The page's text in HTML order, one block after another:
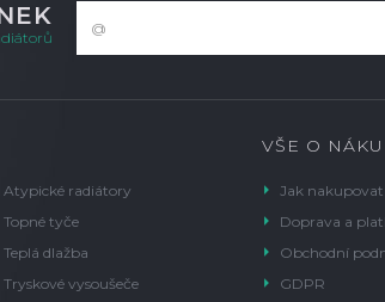
Atypické radiátory
Topné tyče
Teplá dlažba
Tryskové vysoušeče
VŠE O
Jak nakupovat
Doprava a
Obchodní
GDPR